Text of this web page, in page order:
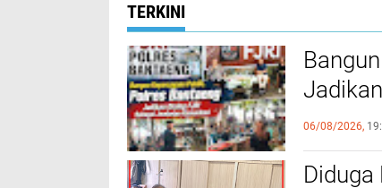
TERKINI
06/08/2026,
Diduga